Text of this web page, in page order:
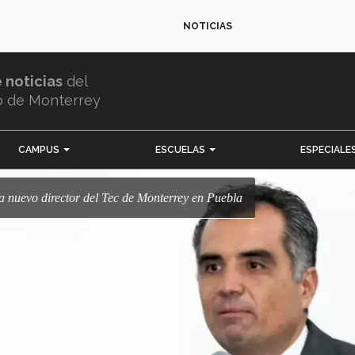
NOTICIAS
noticias del
de Monterrey
CAMPUS ESCUELAS
nuevo director del Tec de Monterrey en Puebla